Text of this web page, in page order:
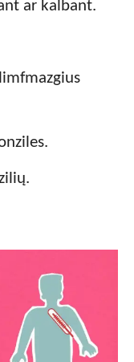
ar kalbant.